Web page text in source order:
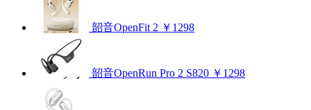
韶音OpenFit 2 ￥1298
韶音OpenRun Pro 2 S820 ￥1298